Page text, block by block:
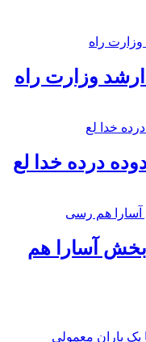
ارشد وزارت راه
درده خدا لع
بخش آسارا هم